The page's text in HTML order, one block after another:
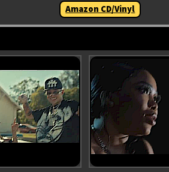
Amazon CD/Vinyl